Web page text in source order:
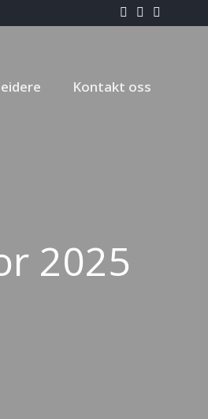
Kontakt oss
2025